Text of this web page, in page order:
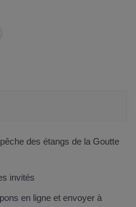
des étangs de la Goutte
invités
en ligne et envoyer à